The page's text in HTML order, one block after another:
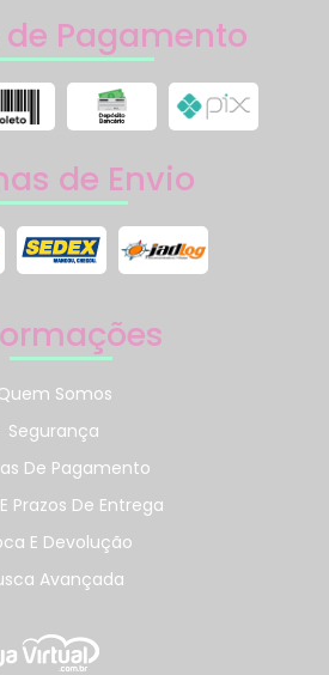
Pagamento
de Envio
Somos
Segurança
De Pagamento
Prazos De Entrega
E Devolução
Avançada